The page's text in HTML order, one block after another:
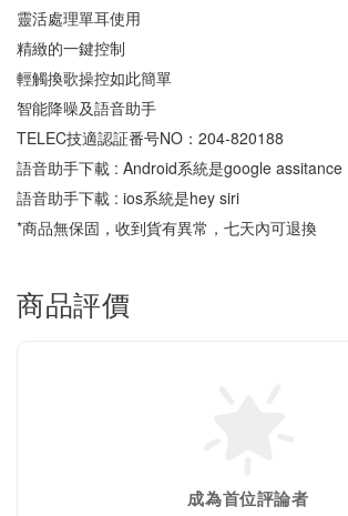
靈活處理單耳使用
精緻的一鍵控制
輕觸換歌操控如此簡單
智能降噪及語音助手
TELEC技適認証番号NO：204-820188
語音助手下載 : Android系統是google assitance
語音助手下載 : ios系統是hey siri
*商品無保固，收到貨有異常，七天內可退換
商品評價
成為首位評論者